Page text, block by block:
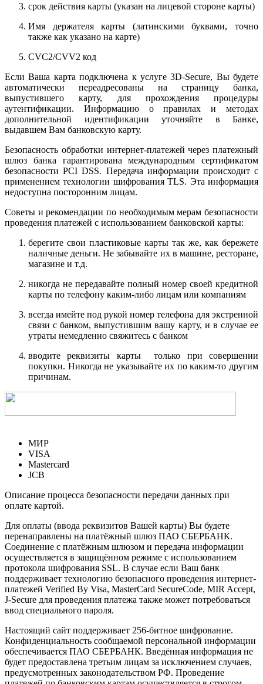
срок действия карты (указан на лицевой стороне карты)
Имя держателя карты (латинскими буквами, точно
также как указано на карте)
CVC2/CVV2 код
Если Ваша карта подключена к услуге 3D-Secure, Вы будете
автоматически переадресованы на страницу банка,
выпустившего карту, для прохождения процедуры
аутентификации. Информацию о правилах и методах
дополнительной идентификации уточняйте в Банке,
выдавшем Вам банковскую карту.
Безопасность обработки интернет-платежей через платежный
шлюз банка гарантирована международным сертификатом
безопасности PCI DSS. Передача информации происходит с
применением технологии шифрования TLS. Эта информация
недоступна посторонним лицам.
Советы и рекомендации по необходимым мерам безопасности
проведения платежей с использованием банковской карты:
берегите свои пластиковые карты так же, как бережете
наличные деньги. Не забывайте их в машине, ресторане,
магазине и т.д.
никогда не передавайте полный номер своей кредитной
карты по телефону каким-либо лицам или компаниям
всегда имейте под рукой номер телефона для экстренной
связи с банком, выпустившим вашу карту, и в случае ее
утраты немедленно свяжитесь с банком
вводите реквизиты карты только при совершении
покупки. Никогда не указывайте их по каким-то другим
причинам.
МИР
VISA
Mastercard
JCB
Описание процесса безопасности передачи данных при
оплате картой.
Для оплаты (ввода реквизитов Вашей карты) Вы будете
перенаправлены на платёжный шлюз ПАО СБЕРБАНК.
Соединение с платёжным шлюзом и передача информации
осуществляется в защищённом режиме с использованием
протокола шифрования SSL. В случае если Ваш банк
поддерживает технологию безопасного проведения интернет-
платежей Verified By Visa, MasterCard SecureCode, MIR Accept,
J-Secure для проведения платежа также может потребоваться
ввод специального пароля.
Настоящий сайт поддерживает 256-битное шифрование.
Конфиденциальность сообщаемой персональной информации
обеспечивается ПАО СБЕРБАНК. Введённая информация не
будет предоставлена третьим лицам за исключением случаев,
предусмотренных законодательством РФ. Проведение